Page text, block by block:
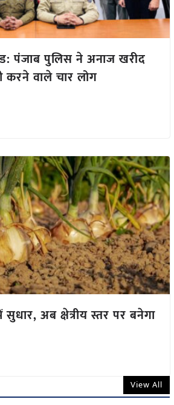
पंजाब पुलिस ने अनाज खरीद
करने वाले चार लोग
सुधार, अब क्षेत्रीय स्तर पर बनेगा
View All